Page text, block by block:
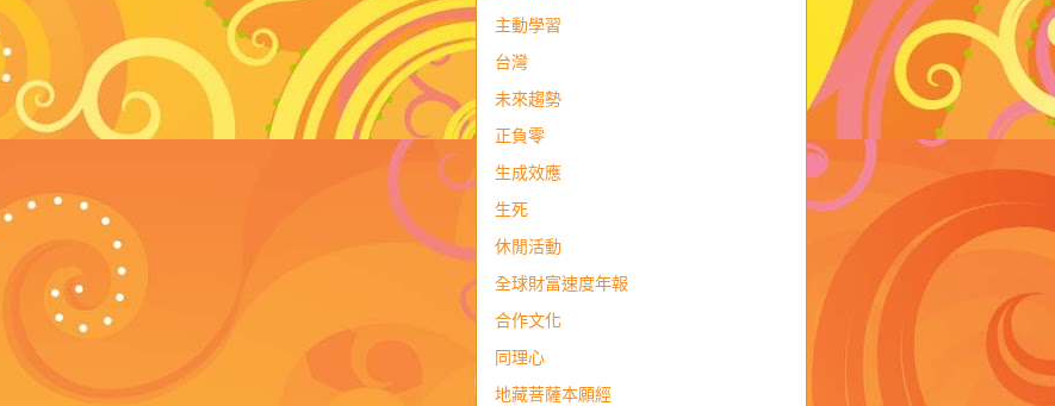
主動學習
台灣
未來趨勢
正負零
生成效應
生死
休閒活動
全球財富速度年報
合作文化
同理心
地藏菩薩本願經